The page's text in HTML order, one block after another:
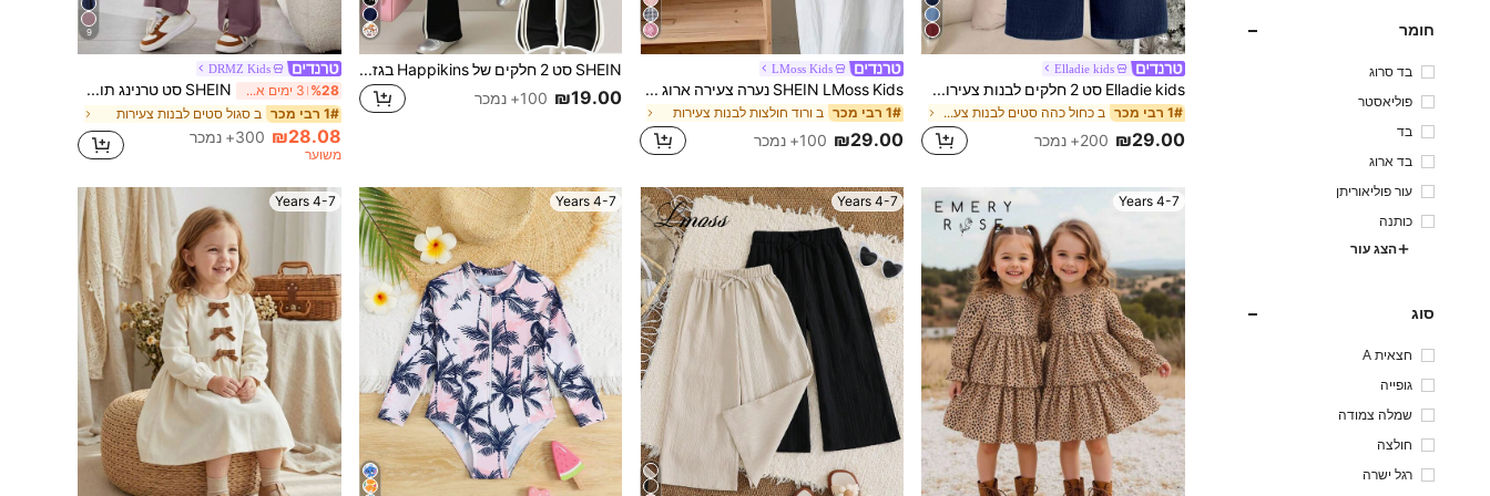
חומר
בד סרוג
פוליאסטר
בד
בד ארוג
עור פוליאוריתן
כותנה
הצג עור
סוג
חצאית A
גופייה
שמלה צמודה
חולצה
רגל ישרה
Elladie kids
Elladie kids סט 2 חלקים לבנות צעירות: טי-שירט עם שרוול קצר, בד טקסטורה וכפתורים בגב & מכנסיים ארוכים יומיומיים
1# רבי מכר ב כחול כהה סטים לבנות צעירות
₪29.00 200+ נמכר
LMoss Kids
SHEIN LMoss Kids נערה צעירה ארוג בלוסון פסים חולצה רופפת קז'ואל
1# רבי מכר ב ורוד חולצות לבנות צעירות
₪29.00 100+ נמכר
SHEIN סט 2 חלקים של Happikins בגזרה קולג'ית וינטג'ית, עיצוב פפיון מינימליסטי לנערות צעירות, חולצת טי עם צווארון עגול ושרוולים קצרים, פסים שחורים ולבנים שמנת, ומכנסיים מתרחבים, מתאים לקיץ, תלבושות קיץ לנערות צעירות, נוחות קלה, שכבות סתיו לנערות צעירות, ילדים אופנתיים, לבוש קז'ואל, חזרה לבית הספר, בגדי סתיו
₪19.00 100+ נמכר
9
DRMZ Kids
%28 3 ימים אחרונים SHEIN סט טרנינג תואם לאם ובת, 2 חלקים, חולצת טי עם הדפס סלוגן וכתפיים נשמטות ומכנסיים קז'ואל לקיץ לנערות צעירות
1# רבי מכר ב סגול סטים לבנות צעירות
₪28.08 300+ נמכר
משוער
4-7 Years
4-7 Years
4-7 Years
4-7 Years